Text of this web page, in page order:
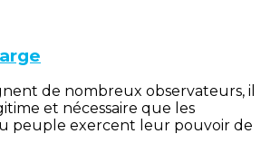
de nombreux observateurs, il
et nécessaire que les
peuple exercent leur pouvoir de